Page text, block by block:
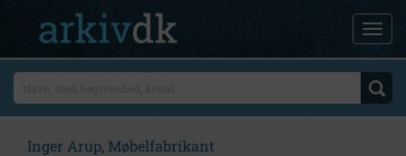
Inger Arup, Møbelfabrikant